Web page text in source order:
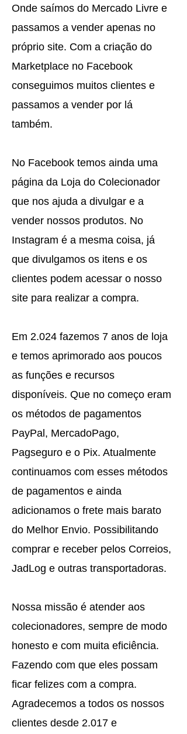
Onde saímos do Mercado Livre e
passamos a vender apenas no
próprio site. Com a criação do
Marketplace no Facebook
conseguimos muitos clientes e
passamos a vender por lá
também.
No Facebook temos ainda uma
página da Loja do Colecionador
que nos ajuda a divulgar e a
vender nossos produtos. No
Instagram é a mesma coisa, já
que divulgamos os itens e os
clientes podem acessar o nosso
site para realizar a compra.
Em 2.024 fazemos 7 anos de loja
e temos aprimorado aos poucos
as funções e recursos
disponíveis. Que no começo eram
os métodos de pagamentos
PayPal, MercadoPago,
Pagseguro e o Pix. Atualmente
continuamos com esses métodos
de pagamentos e ainda
adicionamos o frete mais barato
do Melhor Envio. Possibilitando
comprar e receber pelos Correios,
JadLog e outras transportadoras.
Nossa missão é atender aos
colecionadores, sempre de modo
honesto e com muita eficiência.
Fazendo com que eles possam
ficar felizes com a compra.
Agradecemos a todos os nossos
clientes desde 2.017 e